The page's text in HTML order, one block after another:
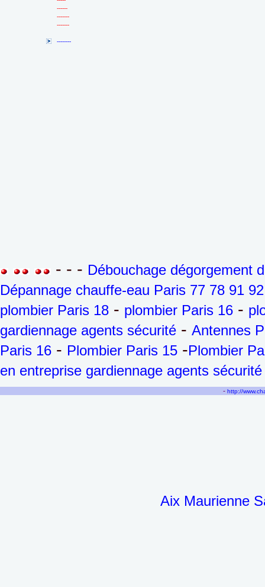
------
-------
-------
--------
- - - Débouchage dégorgement
Dépannage chauffe-eau Paris 77 78 91
plombier Paris 18 - plombier Paris 16 -
gardiennage agents sécurité - Antennes
Paris 16 - Plombier Paris 15 -Plombier
en entreprise gardiennage agents sécurité
- http://
Aix Maurienne